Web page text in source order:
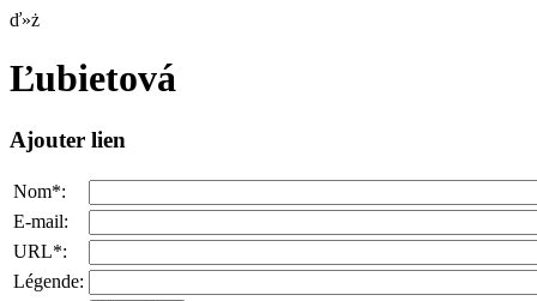
ď»ż
Ľubietová
Ajouter lien
Nom*:
E-mail:
URL*:
Légende: